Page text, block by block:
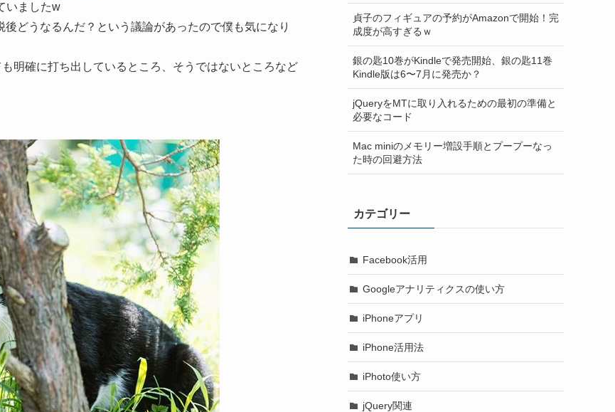
いましたw
どうなるんだ？という議論があったので僕も気になり
明確に打ち出しているところ、そうではないところなど
貞子のフィギュアの予約がAmazonで開始！完
成度が高すぎるｗ
銀の匙10巻がKindleで発売開始、銀の匙11巻
Kindle版は6〜7月に発売か？
jQueryをMTに取り入れるための最初の準備と
必要なコード
Mac miniのメモリー増設手順とプープーなっ
た時の回避方法
カテゴリー
Facebook活用
Googleアナリティクスの使い方
iPhoneアプリ
iPhone活用法
iPhoto使い方
jQuery関連